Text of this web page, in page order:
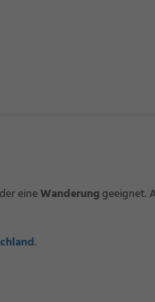
eineWanderunggeeignet.
.